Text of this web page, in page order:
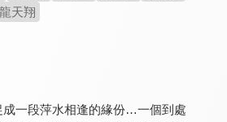
龍天翔
成一段萍水相逢的緣份…一個到處